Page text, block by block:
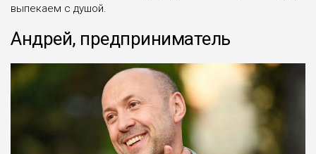
выпекаем с душой.
Андрей, предприниматель